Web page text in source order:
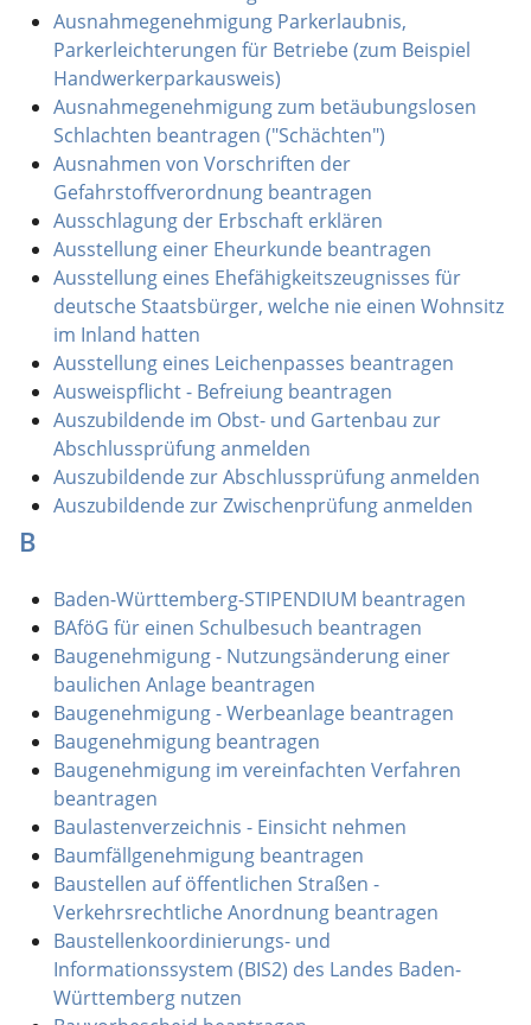
Ausnahmegenehmigung Parkerlaubnis,
Parkerleichterungen für Betriebe (zum Beispiel
Handwerkerparkausweis)
Ausnahmegenehmigung zum betäubungslosen
Schlachten beantragen ("Schächten")
Ausnahmen von Vorschriften der
Gefahrstoffverordnung beantragen
Ausschlagung der Erbschaft erklären
Ausstellung einer Eheurkunde beantragen
Ausstellung eines Ehefähigkeitszeugnisses für
deutsche Staatsbürger, welche nie einen Wohnsitz
im Inland hatten
Ausstellung eines Leichenpasses beantragen
Ausweispflicht - Befreiung beantragen
Auszubildende im Obst- und Gartenbau zur
Abschlussprüfung anmelden
Auszubildende zur Abschlussprüfung anmelden
Auszubildende zur Zwischenprüfung anmelden
B
Baden-Württemberg-STIPENDIUM beantragen
BAföG für einen Schulbesuch beantragen
Baugenehmigung - Nutzungsänderung einer
baulichen Anlage beantragen
Baugenehmigung - Werbeanlage beantragen
Baugenehmigung beantragen
Baugenehmigung im vereinfachten Verfahren
beantragen
Baulastenverzeichnis - Einsicht nehmen
Baumfällgenehmigung beantragen
Baustellen auf öffentlichen Straßen -
Verkehrsrechtliche Anordnung beantragen
Baustellenkoordinierungs- und
Informationssystem (BIS2) des Landes Baden-
Württemberg nutzen